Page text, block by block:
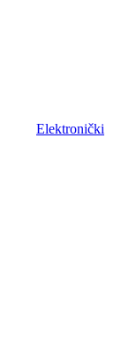
Elektronički